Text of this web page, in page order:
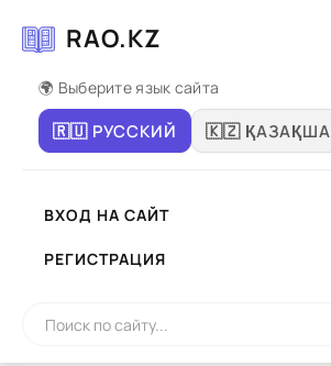
RAO.KZ
🌍 Выберите язык сайта
🇷🇺 РУССКИЙ 🇰🇿 ҚАЗАҚША
ВХОД НА САЙТ
РЕГИСТРАЦИЯ